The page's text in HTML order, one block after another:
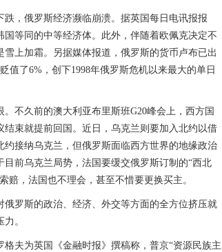
，俄罗斯经济濒临崩溃。据英国每日电讯报报
等同的中等经济体。此外，伴随着欧佩克决定不
上加霜。另据媒体报道，俄罗斯的货币卢布已出
值了6%，创下1998年俄罗斯危机以来最大的单日
不久前的澳大利亚布里斯班G20峰会上，西方国
束就提前回国。近日，乌克兰则要加入北约以借
接纳乌克兰，但俄罗斯面临西方世界的地缘政治
前乌克兰局势，法国要缓交俄罗斯订制的“西北
赔，法国也不理会，甚至不惜要更换买主。
罗斯的政治、经济、外交等方面的全方位挤压就
。
夫为英国《金融时报》撰稿称，普京“资源民族主